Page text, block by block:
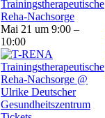
Trainingstherapeutische
Reha-Nachsorge
Mai 21 um 9:00 –
10:00